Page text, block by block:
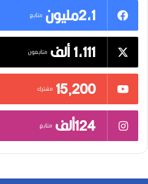
2,1مليون
متابع
1,111 ألف متابعون
15٬200 مشترك
124ألف متابع